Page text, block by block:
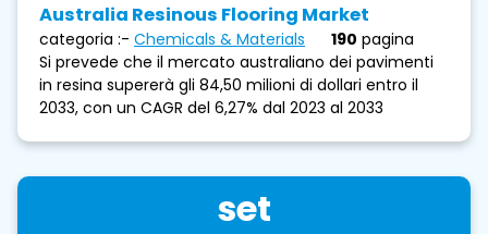
Australia Resinous Flooring Market
categoria :- Chemicals & Materials 190 pagina
Si prevede che il mercato australiano dei pavimenti
in resina supererà gli 84,50 milioni di dollari entro il
2033, con un CAGR del 6,27% dal 2023 al 2033
set